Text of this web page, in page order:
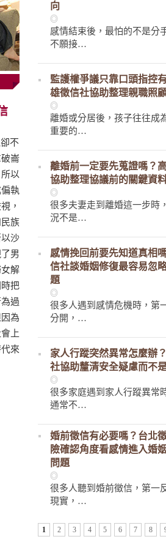
不
崙
以
執
，
族
沙
男
解
把
過
為
上
來
向
◎
感情結束後，最怕的不是分
不願接…
監護權爭議只靠口頭指控
雄徵信社協助整理親職照
◎
離婚或分居後，孩子往往成
重要的…
離婚前一定要先蒐證嗎？
協助整理協議前的關鍵資
◎
很多夫妻走到離婚這一步時
況不是…
感情挽回前要先知道真相
信社談婚姻修復最容易忽
題
◎
很多人遇到感情危機時，第
分開，…
家人行蹤突然異常怎麼辦
社協助釐清安全疑慮而不
◎
很多家庭遇到家人行蹤異常
通常不…
婚前徵信有必要嗎？台北
險確認角度看感情進入婚
問題
◎
很多人聽到婚前徵信，第一
現實，…
1 2 3 4 5 6 7 8